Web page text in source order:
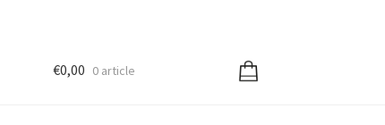
€0,00 0 article